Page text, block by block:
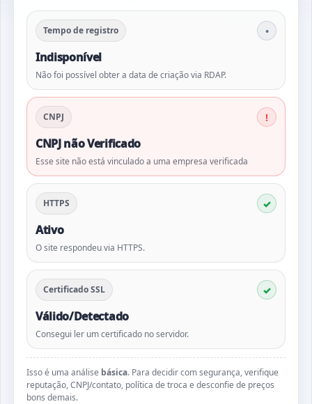
Tempo de registro
Indisponível
Não foi possível obter a data de criação via RDAP.
CNPJ
CNPJ não Verificado
Esse site não está vinculado a uma empresa verificada
HTTPS
Ativo
O site respondeu via HTTPS.
Certificado SSL
Válido/Detectado
Consegui ler um certificado no servidor.
Isso é uma análise básica. Para decidir com segurança, verifique
reputação, CNPJ/contato, política de troca e desconfie de preços
bons demais.